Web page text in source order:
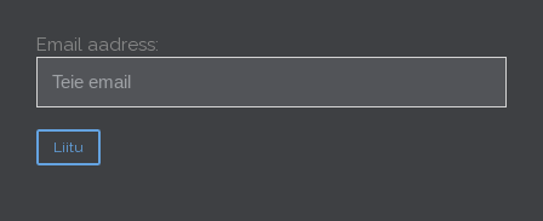
Email aadress: